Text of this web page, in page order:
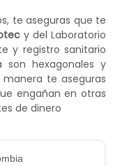
te aseguras que te
y del Laboratorio
y registro sanitario
son hexagonales y
te aseguras
engañan en otras
de dinero